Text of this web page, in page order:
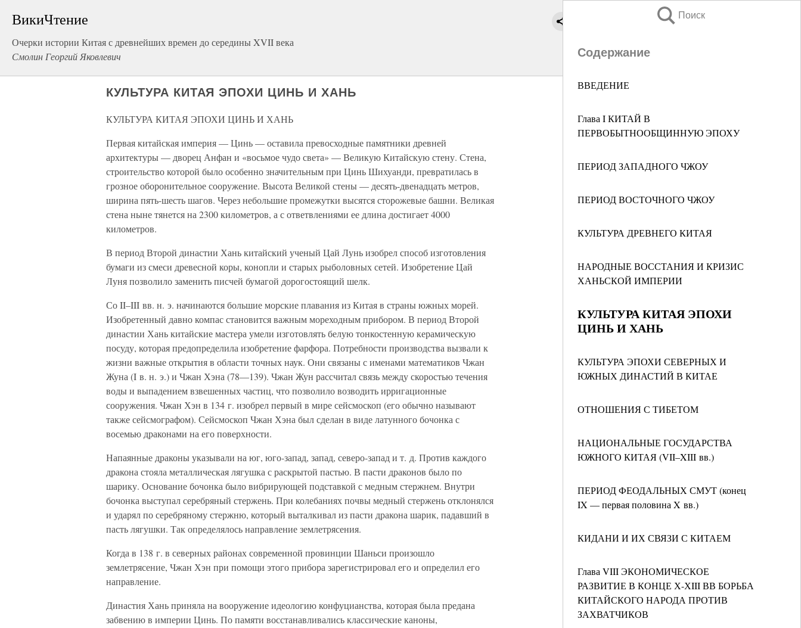
ВикиЧтение
Очерки истории Китая с древнейших времен до середины XVII века
Смолин Георгий Яковлевич
Поиск
Содержание
ВВЕДЕНИЕ
Глава I КИТАЙ В
ПЕРВОБЫТНООБЩИННУЮ ЭПОХУ
ПЕРИОД ЗАПАДНОГО ЧЖОУ
ПЕРИОД ВОСТОЧНОГО ЧЖОУ
КУЛЬТУРА ДРЕВНЕГО КИТАЯ
НАРОДНЫЕ ВОССТАНИЯ И КРИЗИС
ХАНЬСКОЙ ИМПЕРИИ
КУЛЬТУРА КИТАЯ ЭПОХИ
ЦИНЬ И ХАНЬ
КУЛЬТУРА ЭПОХИ СЕВЕРНЫХ И
ЮЖНЫХ ДИНАСТИЙ В КИТАЕ
ОТНОШЕНИЯ С ТИБЕТОМ
НАЦИОНАЛЬНЫЕ ГОСУДАРСТВА
ЮЖНОГО КИТАЯ (VII–XIII вв.)
ПЕРИОД ФЕОДАЛЬНЫХ СМУТ (конец
IX — первая половина X вв.)
КИДАНИ И ИХ СВЯЗИ С КИТАЕМ
Глава VIII ЭКОНОМИЧЕСКОЕ
РАЗВИТИЕ В КОНЦЕ Х-ХIII ВВ БОРЬБА
КИТАЙСКОГО НАРОДА ПРОТИВ
ЗАХВАТЧИКОВ
КУЛЬТУРА КИТАЯ ЭПОХИ ЦИНЬ И ХАНЬ
КУЛЬТУРА КИТАЯ ЭПОХИ ЦИНЬ И ХАНЬ
Первая китайская империя — Цинь — оставила превосходные памятники древней
архитектуры — дворец Анфан и «восьмое чудо света» — Великую Китайскую стену. Стена,
строительство которой было особенно значительным при Цинь Шихуанди, превратилась в
грозное оборонительное сооружение. Высота Великой стены — десять-двенадцать метров,
ширина пять-шесть шагов. Через небольшие промежутки высятся сторожевые башни. Великая
стена ныне тянется на 2300 километров, а с ответвлениями ее длина достигает 4000
километров.
В период Второй династии Хань китайский ученый Цай Лунь изобрел способ изготовления
бумаги из смеси древесной коры, конопли и старых рыболовных сетей. Изобретение Цай
Луня позволило заменить писчей бумагой дорогостоящий шелк.
Со II–III вв. н. э. начинаются большие морские плавания из Китая в страны южных морей.
Изобретенный давно компас становится важным мореходным прибором. В период Второй
династии Хань китайские мастера умели изготовлять белую тонкостенную керамическую
посуду, которая предопределила изобретение фарфора. Потребности производства вызвали к
жизни важные открытия в области точных наук. Они связаны с именами математиков Чжан
Жуна (I в. н. э.) и Чжан Хэна (78—139). Чжан Жун рассчитал связь между скоростью течения
воды и выпадением взвешенных частиц, что позволило возводить ирригационные
сооружения. Чжан Хэн в 134 г. изобрел первый в мире сейсмоскоп (его обычно называют
также сейсмографом). Сейсмоскоп Чжан Хэна был сделан в виде латунного бочонка с
восемью драконами на его поверхности.
Напаянные драконы указывали на юг, юго-запад, запад, северо-запад и т. д. Против каждого
дракона стояла металлическая лягушка с раскрытой пастью. В пасти драконов было по
шарику. Основание бочонка было вибрирующей подставкой с медным стержнем. Внутри
бочонка выступал серебряный стержень. При колебаниях почвы медный стержень отклонялся
и ударял по серебряному стержню, который выталкивал из пасти дракона шарик, падавший в
пасть лягушки. Так определялось направление землетрясения.
Когда в 138 г. в северных районах современной провинции Шаньси произошло
землетрясение, Чжан Хэн при помощи этого прибора зарегистрировал его и определил его
направление.
Династия Хань приняла на вооружение идеологию конфуцианства, которая была предана
забвению в империи Цинь. По памяти восстанавливались классические каноны,